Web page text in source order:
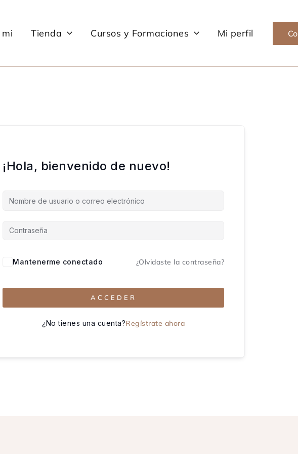
Tienda Cursos y Formaciones Mi perfil
¡Hola, bienvenido de nuevo!
Mantenerme conectado ¿Olvidaste la contraseña?
ACCEDER
¿No tienes una cuenta?Regístrate ahora